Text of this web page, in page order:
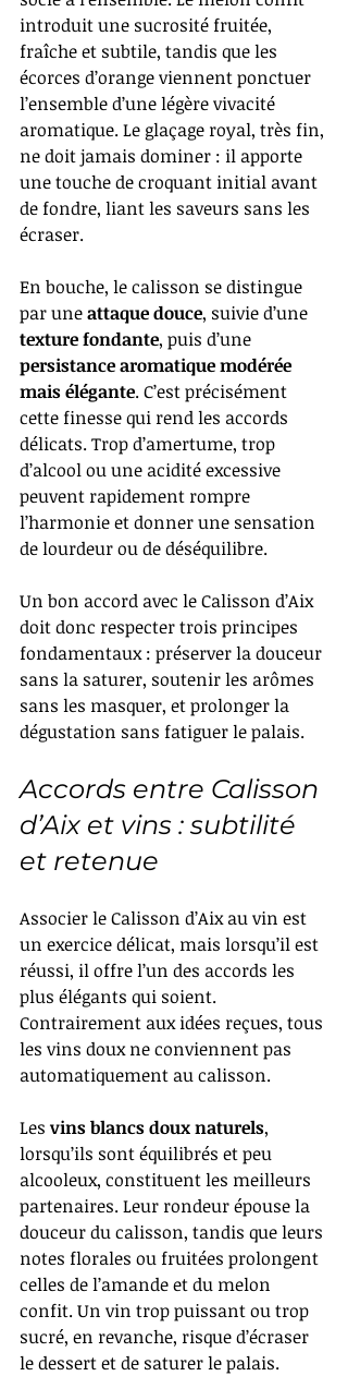
introduit une sucrosité fruitée,
fraîche et subtile, tandis que les
écorces d’orange viennent ponctuer
l’ensemble d’une légère vivacité
aromatique. Le glaçage royal, très fin,
ne doit jamais dominer : il apporte
une touche de croquant initial avant
de fondre, liant les saveurs sans les
écraser.
En bouche, le calisson se distingue
par une attaque douce, suivie d’une
texture fondante, puis d’une
persistance aromatique modérée
mais élégante. C’est précisément
cette finesse qui rend les accords
délicats. Trop d’amertume, trop
d’alcool ou une acidité excessive
peuvent rapidement rompre
l’harmonie et donner une sensation
de lourdeur ou de déséquilibre.
Un bon accord avec le Calisson d’Aix
doit donc respecter trois principes
fondamentaux : préserver la douceur
sans la saturer, soutenir les arômes
sans les masquer, et prolonger la
dégustation sans fatiguer le palais.
Accords entre Calisson
d’Aix et vins : subtilité
et retenue
Associer le Calisson d’Aix au vin est
un exercice délicat, mais lorsqu’il est
réussi, il offre l’un des accords les
plus élégants qui soient.
Contrairement aux idées reçues, tous
les vins doux ne conviennent pas
automatiquement au calisson.
Les vins blancs doux naturels,
lorsqu’ils sont équilibrés et peu
alcooleux, constituent les meilleurs
partenaires. Leur rondeur épouse la
douceur du calisson, tandis que leurs
notes florales ou fruitées prolongent
celles de l’amande et du melon
confit. Un vin trop puissant ou trop
sucré, en revanche, risque d’écraser
le dessert et de saturer le palais.